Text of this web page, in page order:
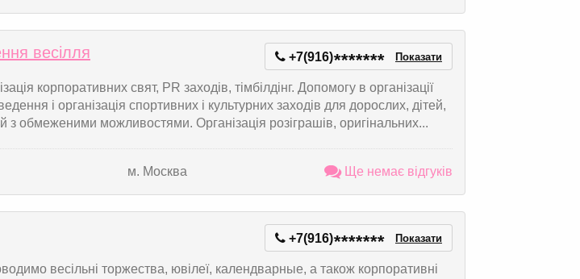
весілля +7(916)******* Показати
корпоративних свят, PR заходів, тімбілдінг. Допомогу в організації
і організація спортивних і культурних заходів для дорослих, дітей,
з обмеженими можливостями. Організація розіграшів, оригінальних...
м. Москва Ще немає відгуків
+7(916)******* Показати
весільні торжества, ювілеї, календварные, а також корпоративні